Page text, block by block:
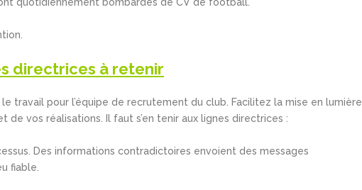
directrices à retenir
travail pour l’équipe de recrutement du club. Facilitez la mise en
de vos réalisations. Il faut s’en tenir aux lignes directrices :
Des informations contradictoires envoient des messages
fiable.